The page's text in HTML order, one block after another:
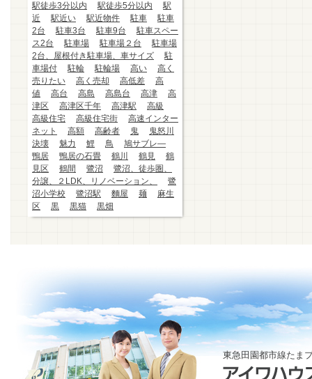
駅徒歩3分以内
駅徒歩5分以内
駅
近
駅近い 駅近物件 駐車
駐車
2台
駐車3台 駐車9台
駐車スペー
ス2台
駐車場 駐車場２台
駐車場
2台、屋根付き駐車場、車サイズ
駐
車場付
駐輪 駐輪場 高い
高く
売りたい
高く売却 高低差
高
値
高台 高島 高島台 高津
高
津区
高津区千年 高津駅
高級
高級住宅
高級住宅街
高速インター
ネット
高額 高齢者 鬼
鬼怒川
決壊
魅力 鯉 鳥
鳩サブレ―
鴨居
鴨居の石畳 鶴川 鶴見
鶴
見区
鶴間 鷺沼
鷺沼、徒歩圏、
分譲、２LDK、リノベーション、
鷺
沼小学校
鷺沼駅 麵屋 麺
麻生
区
黒 黒猫 黒畑
東急田園都市線たま